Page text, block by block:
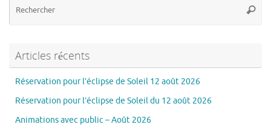
Articles récents
Réservation pour l’éclipse de Soleil 12 août 2026
Réservation pour l’éclipse de Soleil du 12 août 2026
Animations avec public – Août 2026